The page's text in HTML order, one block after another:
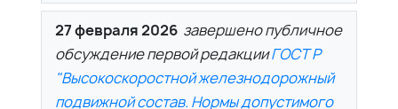
27 февраля 2026 завершено публичное
обсуждение первой редакцииГОСТ Р
"Высокоскоростной железнодорожный
подвижной состав. Нормы допустимого